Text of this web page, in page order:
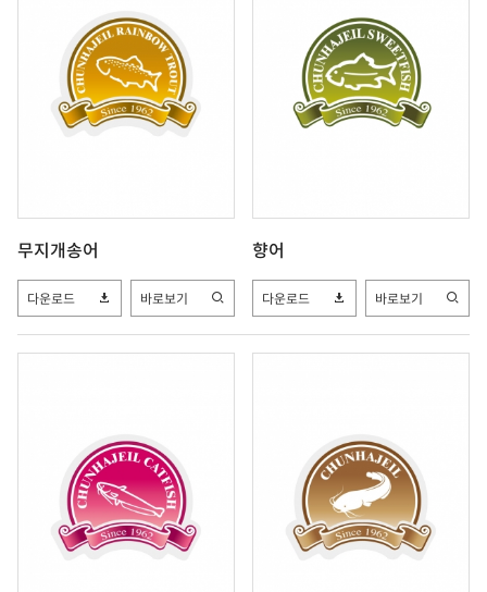
무지개송어
다운로드 바로보기
향어
다운로드 바로보기